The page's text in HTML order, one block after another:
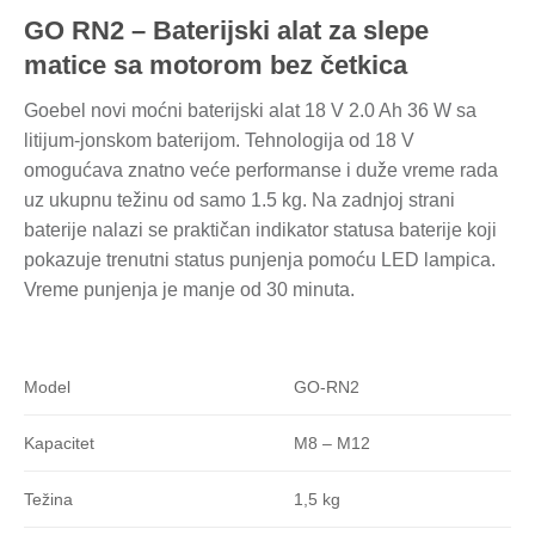
GO RN2 – Baterijski alat za slepe
matice sa motorom bez četkica
Goebel novi moćni baterijski alat 18 V 2.0 Ah 36 W sa
litijum-jonskom baterijom. Tehnologija od 18 V
omogućava znatno veće performanse i duže vreme rada
uz ukupnu težinu od samo 1.5 kg. Na zadnjoj strani
baterije nalazi se praktičan indikator statusa baterije koji
pokazuje trenutni status punjenja pomoću LED lampica.
Vreme punjenja je manje od 30 minuta.
Model GO-RN2
Kapacitet M8 – M12
Težina 1,5 kg